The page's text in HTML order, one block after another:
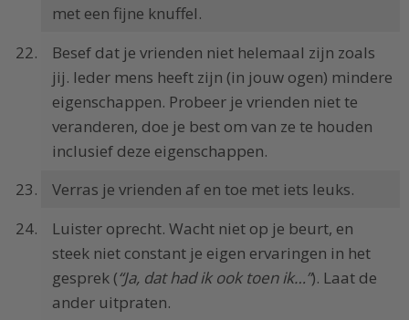
met een fijne knuffel.
Besef dat je vrienden niet helemaal zijn zoals
jij. Ieder mens heeft zijn (in jouw ogen) mindere
eigenschappen. Probeer je vrienden niet te
veranderen, doe je best om van ze te houden
inclusief deze eigenschappen.
Verras je vrienden af en toe met iets leuks.
Luister oprecht. Wacht niet op je beurt, en
steek niet constant je eigen ervaringen in het
gesprek (“Ja, dat had ik ook toen ik…”). Laat de
ander uitpraten.